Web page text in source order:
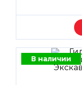
В наличии